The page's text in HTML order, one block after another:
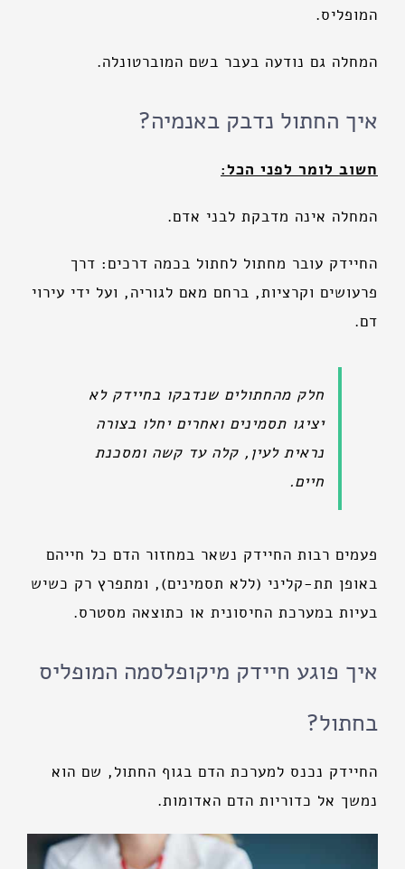
המופליס.
המחלה גם נודעה בעבר בשם המוברטונלה.
איך החתול נדבק באנמיה?
חשוב לומר לפני הכל:
המחלה אינה מדבקת לבני אדם.
החיידק עובר מחתול לחתול בכמה דרכים: דרך
פרעושים וקרציות, ברחם מאם לגוריה, ועל ידי עירוי
דם.
חלק מהחתולים שנדבקו בחיידק לא
יציגו תסמינים ואחרים יחלו בצורה
נראית לעין, קלה עד קשה ומסכנת
חיים.
פעמים רבות החיידק נשאר במחזור הדם כל חייהם
באופן תת-קליני (ללא תסמינים), ומתפרץ רק כשיש
בעיות במערכת החיסונית או כתוצאה מסטרס.
איך פוגע חיידק מיקופלסמה המופליס
בחתול?
החיידק נכנס למערכת הדם בגוף החתול, שם הוא
נמשך אל כדוריות הדם האדומות.